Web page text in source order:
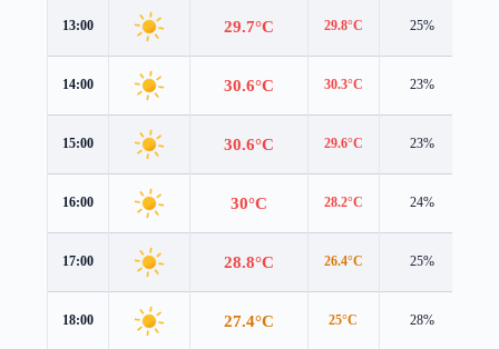
13:00 29.7°C 29.8°C 25%
14:00 30.6°C 30.3°C 23%
15:00 30.6°C 29.6°C 23%
16:00 30°C 28.2°C 24%
17:00 28.8°C 26.4°C 25%
18:00 27.4°C 25°C 28%